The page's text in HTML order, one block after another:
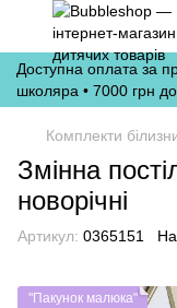
Доступна оплата за
школяра • 7000 грн
Комплекти
Змінна
новорічні
Артикул: 0365151
"Пакунок малюка"